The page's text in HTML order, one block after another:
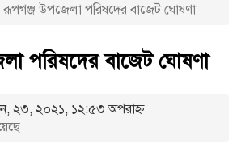
রূপগঞ্জ উপজেলা পরিষদের বাজেট ঘোষণা
পরিষদের বাজেট ঘোষণা
২৩, ২০২১, ১২:৫৩ অপরাহ্ণ